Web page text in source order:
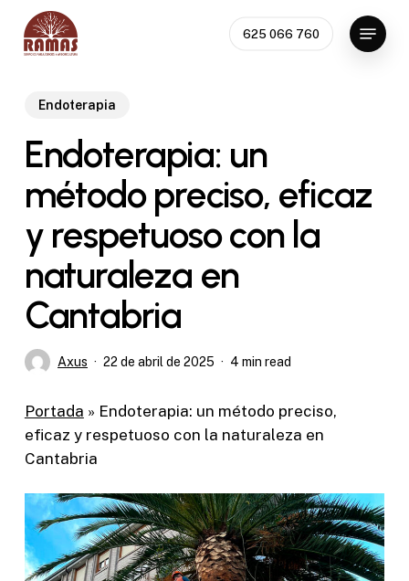
main
625 066 760
Menu
Endoterapia
Endoterapia: un
método preciso, eficaz
y respetuoso con la
naturaleza en
Cantabria
Axus 22 de abril de 2025 4 min read
Portada » Endoterapia: un método preciso,
eficaz y respetuoso con la naturaleza en
Cantabria
Close